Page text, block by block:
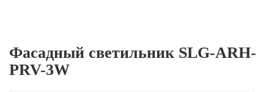
Фасадный светильник SLG-ARH-
PRV-3W